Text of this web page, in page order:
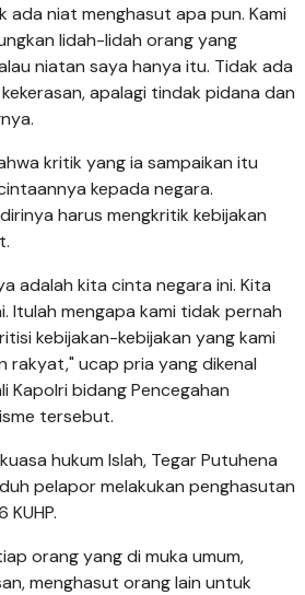
ada niat menghasut apa pun. Kami
lidah-lidah orang yang
niatan saya hanya itu. Tidak ada
apalagi tindak pidana dan
kritik yang ia sampaikan itu
kepada negara.
harus mengkritik kebijakan
adalah kita cinta negara ini. Kita
Itulah mengapa kami tidak pernah
kebijakan-kebijakan yang kami
rakyat," ucap pria yang dikenal
Kapolri bidang Pencegahan
tersebut.
hukum Islah, Tegar Putuhena
pelapor melakukan penghasutan
orang yang di muka umum,
menghasut orang lain untuk